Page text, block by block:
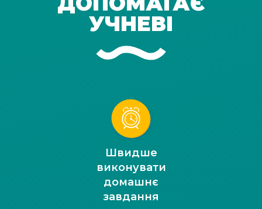
УЧНЕВІ
Швидше
виконувати
домашнє
завдання